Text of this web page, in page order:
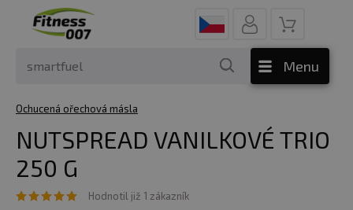
Menu
Ochucená ořechová másla
NUTSPREAD VANILKOVÉ TRIO
250 G
Hodnotil již 1 zákazník